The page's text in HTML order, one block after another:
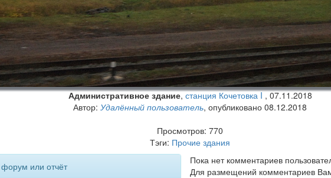
Административное здание,станция Кочетовка I ,07.11.2018
Автор: Удалённый пользователь, опубликовано 08.12.2018
Просмотров: 770
Тэги: Прочие здания
форум или отчёт
Пока нет комментариев
Для размещений комментариев